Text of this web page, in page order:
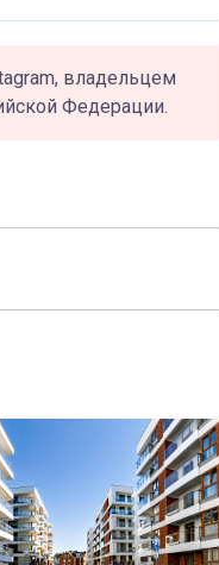
владельцем
Федерации.